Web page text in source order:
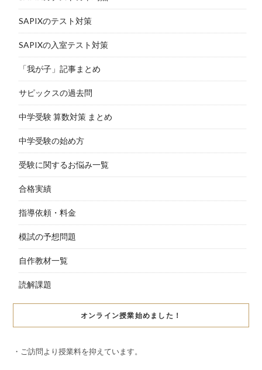
SAPIXのテスト対策
SAPIXの入室テスト対策
「我が子」記事まとめ
サピックスの過去問
中学受験 算数対策 まとめ
中学受験の始め方
受験に関するお悩み一覧
合格実績
指導依頼・料金
模試の予想問題
自作教材一覧
読解課題
オンライン授業始めました！
・ご訪問より授業料を抑えています。